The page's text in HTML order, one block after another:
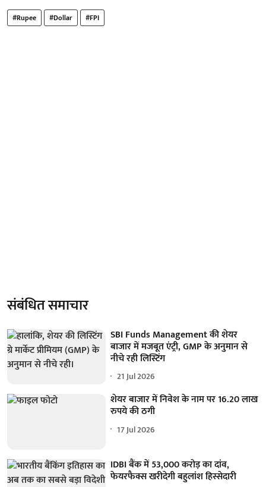
#Rupee #Dollar #FPI
संबंधित समाचार
SBI Funds Management की शेयर
बाजार में मजबूत एंट्री, GMP के अनुमान से
नीचे रही लिस्टिंग
21 Jul 2026
शेयर बाजार में निवेश के नाम पर 16.20 लाख
रुपये की ठगी
17 Jul 2026
IDBI बैंक में 53,000 करोड़ का दांव,
फेयरफैक्स खरीदेगी बहुलांश हिस्सेदारी